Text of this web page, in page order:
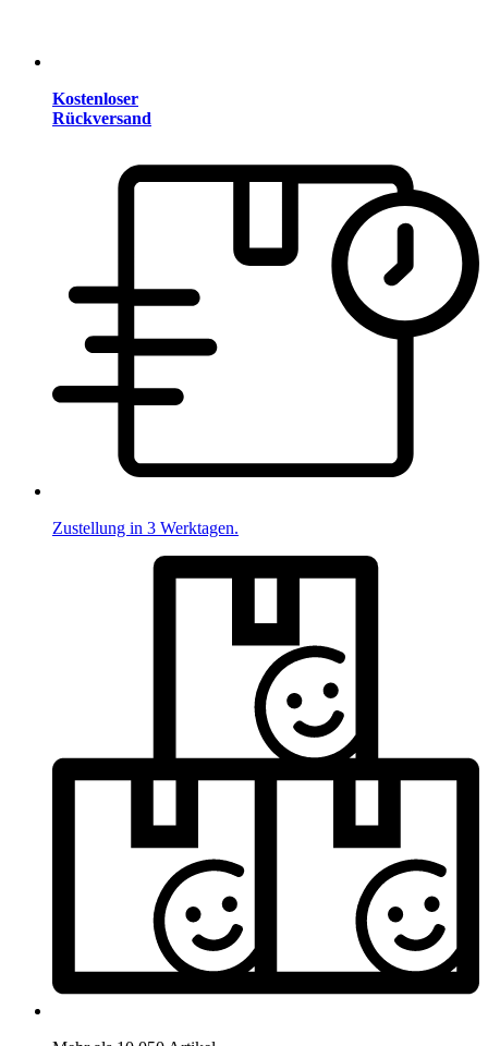
Kostenloser
Rückversand
Zustellung in 3 Werktagen.